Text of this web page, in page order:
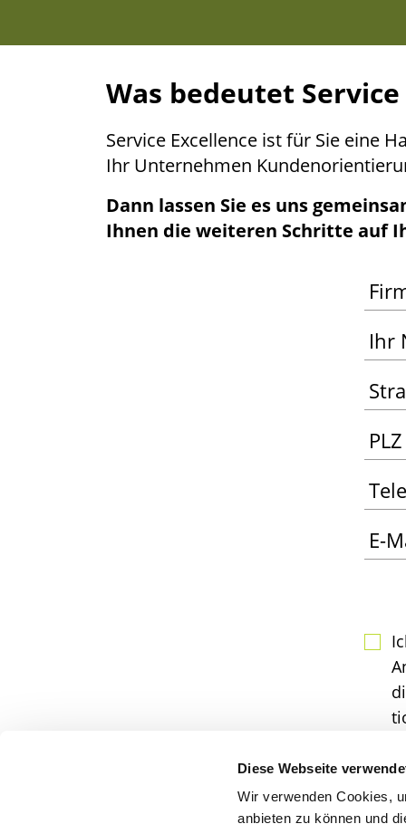
Diese Webseite
Wir verwenden Cookies,
anbieten zu können und
Was bedeu­tet Ser­vice
Ser­vice Excel­lence ist für Sie eine
Ihr Unter­neh­men
Dann las­sen Sie es uns
Ihnen die wei­te­ren Schrit­te auf
Feld